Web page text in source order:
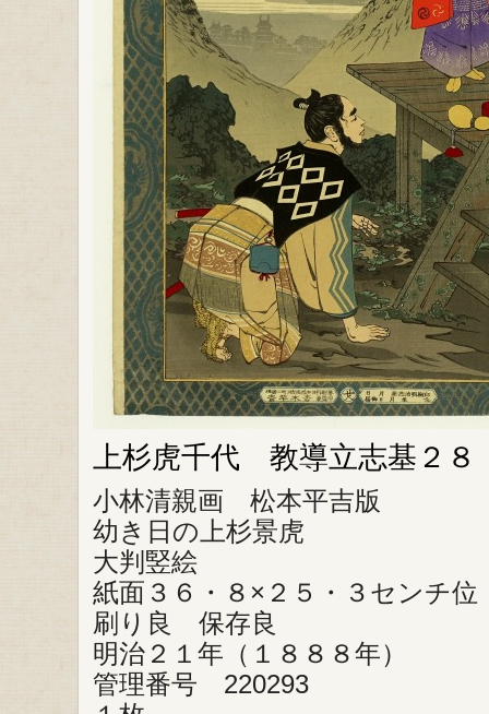
上杉虎千代 教導立志基２８
小林清親画 松本平吉版
幼き日の上杉景虎
大判竪絵
紙面３６・８×２５・３センチ位
刷り良 保存良
明治２１年（１８８８年）
管理番号 220293